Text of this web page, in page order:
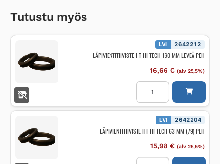
Tutustu myös
LVI 2642212
LÄPIVIENTITIIVISTE HT HI TECH 160 MM LEVEÄ PEH
16,66 € (alv 25,5%)
LÄPIVIENTITIIVISTE
TECH
160
LEVEÄ
PEH
LVI 2642204
LÄPIVIENTITIIVISTE HT HI TECH 63 MM (79) PEH
15,98 € (alv 25,5%)
LÄPIVIENTITIIVISTE